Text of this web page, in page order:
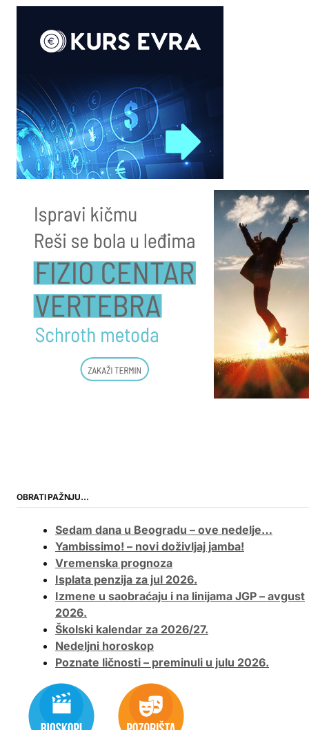
OBRATI PAŽNJU…
Sedam dana u Beogradu – ove nedelje…
Yambissimo! – novi doživljaj jamba!
Vremenska prognoza
Isplata penzija za jul 2026.
Izmene u saobraćaju i na linijama JGP – avgust
2026.
Školski kalendar za 2026/27.
Nedeljni horoskop
Poznate ličnosti – preminuli u julu 2026.